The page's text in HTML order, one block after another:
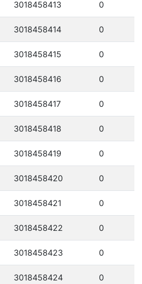
3018458413 0
3018458414 0
3018458415 0
3018458416 0
3018458417 0
3018458418 0
3018458419 0
3018458420 0
3018458421 0
3018458422 0
3018458423 0
3018458424 0